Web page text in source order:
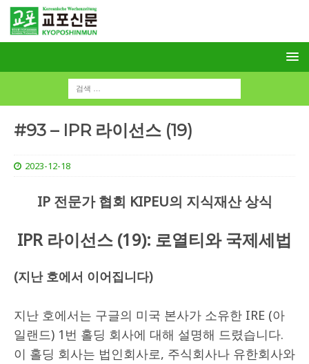
#93 – IPR 라이선스 (19)
2023-12-18
IP 전문가 협회 KIPEU의 지식재산 상식
IPR 라이선스 (19): 로열티와 국제세법
(지난 호에서 이어집니다)
지난 호에서는 구글의 미국 본사가 소유한 IRE (아
일랜드) 1번 홀딩 회사에 대해 설명해 드렸습니다.
이 홀딩 회사는 법인회사로, 주식회사나 유한회사와